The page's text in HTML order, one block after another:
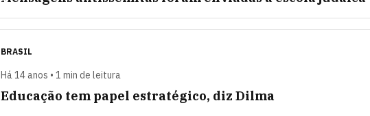
BRASIL
Há 14 anos • 1 min de leitura
Educação tem papel estratégico, diz Dilma